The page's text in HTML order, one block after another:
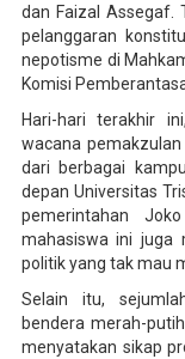
dan Faizal Assegaf.
pelanggaran
nepotisme di
Komisi
Hari-hari terakhir
wacana
dari berbagai
depan Universitas
pemerintahan
mahasiswa ini juga
politik yang tak mau
Selain itu,
bendera merah-
menyatakan sikap